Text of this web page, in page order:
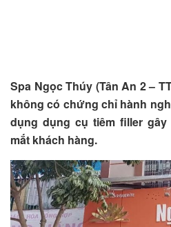
Spa Ngọc Thúy (Tân An 2 –
không có chứng chỉ hành
dụng dụng cụ tiêm filler
mắt khách hàng.